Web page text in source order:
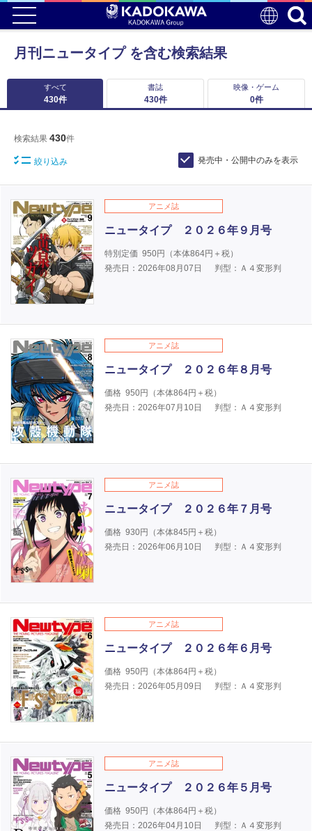
月刊ニュータイプ を含む検索結果
すべて
430件
書誌
430件
映像・ゲーム
0件
検索結果 430件
絞り込み 発売中・公開中のみを表示
アニメ誌
ニュータイプ ２０２６年９月号
特別定価 950円（本体864円＋税）
発売日：2026年08月07日
判型：Ａ４変形判
アニメ誌
ニュータイプ ２０２６年８月号
価格 950円（本体864円＋税）
発売日：2026年07月10日
判型：Ａ４変形判
アニメ誌
ニュータイプ ２０２６年７月号
価格 930円（本体845円＋税）
発売日：2026年06月10日
判型：Ａ４変形判
アニメ誌
ニュータイプ ２０２６年６月号
価格 950円（本体864円＋税）
発売日：2026年05月09日
判型：Ａ４変形判
アニメ誌
ニュータイプ ２０２６年５月号
価格 950円（本体864円＋税）
発売日：2026年04月10日
判型：Ａ４変形判